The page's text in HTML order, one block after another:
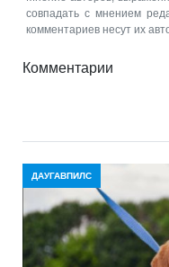
совпадать с мнением
комментариев несут их
Комментарии
ДАУГАВПИЛС